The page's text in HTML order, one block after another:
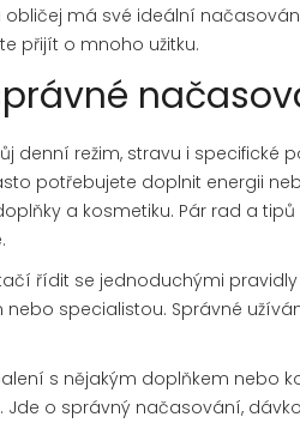
má své ideální
přijít o mnoho užitku.
denní režim, stravu i specifické
potřebujete doplnit energii
a kosmetiku. Pár rad a
řídit se jednoduchými pravidly
specialistou. Správné
s nějakým doplňkem nebo
Jde o správný načasování,